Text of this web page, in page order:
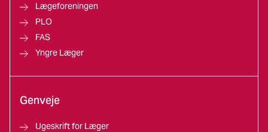
Lægeforeningen
PLO
FAS
Yngre Læger
Genveje
Ugeskrift for Læger